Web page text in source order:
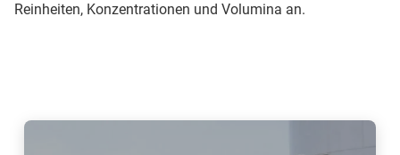
Reinheiten, Konzentrationen und Volumina an.